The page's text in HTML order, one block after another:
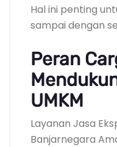
Hal ini penting
sampai dengan
Peran
UMKM
Layanan Jasa
Banjarnegara